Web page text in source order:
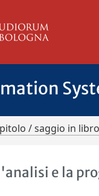
/ saggio in libro
e la